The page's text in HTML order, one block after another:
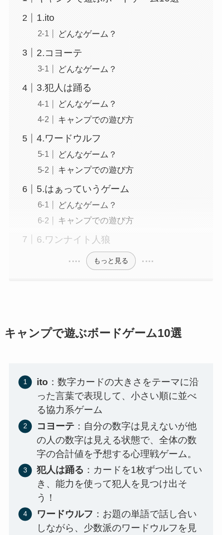
1.ito
どんなゲーム？
2.コヨーテ
どんなゲーム？
3.犯人は踊る
どんなゲーム？
キャンプでの遊び方
4.ワードウルフ
どんなゲーム？
キャンプでの遊び方
5.はぁっていうゲーム
どんなゲーム？
キャンプでの遊び方
6.ワンナイト人狼
もっと見る
キャンプで遊ぶボードゲーム10選
ito ：数字カードの大きさをテーマに沿
った言葉で表現して、小さい順に並べ
る協力系ゲーム
コヨーテ ：自分の数字は見えないが他
の人の数字は見える状態で、全体の数
字の合計値を予想する心理戦ゲーム。
犯人は踊る ：カードを1枚ずつ出してい
き、能力を使って犯人を見つけ出そ
う！
ワードウルフ ：お題の単語で話し合い
しながら、少数派のワードウルフを見